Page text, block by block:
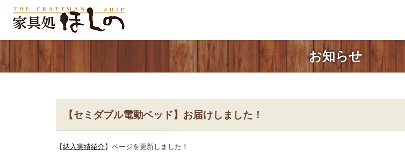
お知らせ
【セミダブル電動ベッド】お届けしました！
【納入実績紹介】ページを更新しました！